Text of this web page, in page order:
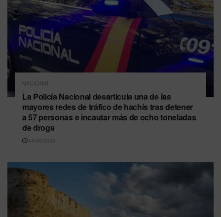
NACIONAL
La Policía Nacional desarticula una de las
mayores redes de tráfico de hachís tras detener
a 57 personas e incautar más de ocho toneladas
de droga
08/08/2026